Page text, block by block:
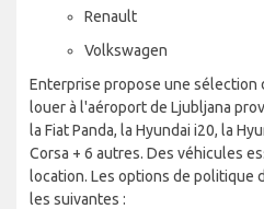
Renault
Volkswagen
Enterprise propose une sélection
louer à l'aéroport de Ljubljana
la Fiat Panda, la Hyundai i20, la
Corsa + 6 autres. Des véhicules
location. Les options de politique
les suivantes :